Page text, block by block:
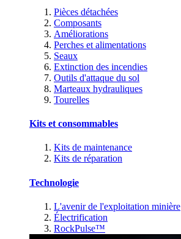
Pièces détachées
Composants
Améliorations
Perches et alimentations
Seaux
Extinction des incendies
Outils d'attaque du sol
Marteaux hydrauliques
Tourelles
Kits et consommables
Kits de maintenance
Kits de réparation
Technologie
L'avenir de l'exploitation minière
Électrification
RockPulse™